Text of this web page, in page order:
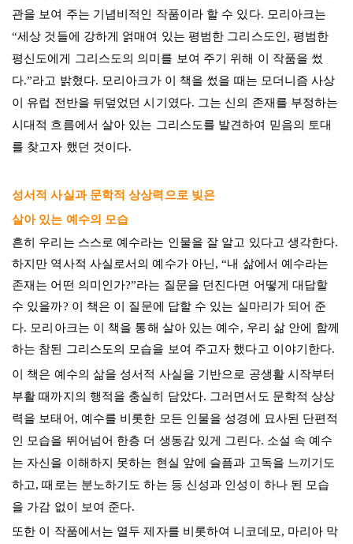
관을 보여 주는 기념비적인 작품이라 할 수 있다. 모리아크는
“세상 것들에 강하게 얽매여 있는 평범한 그리스도인, 평범한
평신도에게 그리스도의 의미를 보여 주기 위해 이 작품을 썼
다.”라고 밝혔다. 모리아크가 이 책을 썼을 때는 모더니즘 사상
이 유럽 전반을 뒤덮었던 시기였다. 그는 신의 존재를 부정하는
시대적 흐름에서 살아 있는 그리스도를 발견하여 믿음의 토대
를 찾고자 했던 것이다.
성서적 사실과 문학적 상상력으로 빚은
살아 있는 예수의 모습
흔히 우리는 스스로 예수라는 인물을 잘 알고 있다고 생각한다.
하지만 역사적 사실로서의 예수가 아닌, “내 삶에서 예수라는
존재는 어떤 의미인가?”라는 질문을 던진다면 어떻게 대답할
수 있을까? 이 책은 이 질문에 답할 수 있는 실마리가 되어 준
다. 모리아크는 이 책을 통해 살아 있는 예수, 우리 삶 안에 함께
하는 참된 그리스도의 모습을 보여 주고자 했다고 이야기한다.
이 책은 예수의 삶을 성서적 사실을 기반으로 공생활 시작부터
부활 때까지의 행적을 충실히 담았다. 그러면서도 문학적 상상
력을 보태어, 예수를 비롯한 모든 인물을 성경에 묘사된 단편적
인 모습을 뛰어넘어 한층 더 생동감 있게 그린다. 소설 속 예수
는 자신을 이해하지 못하는 현실 앞에 슬픔과 고독을 느끼기도
하고, 때로는 분노하기도 하는 등 신성과 인성이 하나 된 모습
을 가감 없이 보여 준다.
또한 이 작품에서는 열두 제자를 비롯하여 니코데모, 마리아 막